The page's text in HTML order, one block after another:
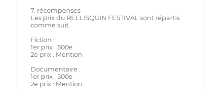
7. récompenses
Les prix du RELLISQUIN FESTIVAL sont répartis
comme suit.
Fiction :
1er prix : 500e
2e prix : Mention
Documentaire :
1er prix : 500e
2e prix : Mention